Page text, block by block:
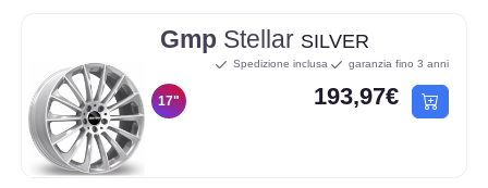
Gmp Stellar SILVER
17"
Spedizione inclusa garanzia fino 3 anni
193,97€